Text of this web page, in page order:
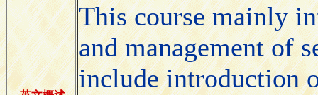
This course mainly
and management of
include introduction